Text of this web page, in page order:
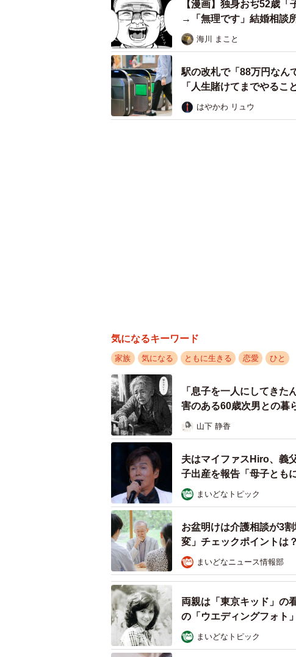
ほかにも、電話番号聞かれたり、家に
原因だとはわかってはいるようですが、
の方みたいなので、とにかく避ける方向
――その後いかがですか？
「特に母から愚痴の電話とか無いので、
確かに、最近恋愛を楽しんでいるシニア
結婚相談所「パートナーエージェント」
50～79歳の未婚男女2,403人と、20～28
ル・シニア世代とZ世代の婚活・恋活観
独身ミドル・シニア世代では6人に1人が
さらに、2割強が「結婚相手・恋人が欲し
い」という人は一定数いるということが
恋愛はいくつになっても生活に彩りを与
りよがりの思い込みになっていないのか
やりをもって接することが何歳になって
そんなayatoraさん、LINEスタンプ『意
には、ぶさかわな表情も含めてたまりま
です。
（※）「独身ミドル・シニア世代とZ世代
【漫画】独身おぢ52歳
→「無理です」結婚相談
海川 まこと
駅の改札で「88万円なん
「人生賭けてまでやるこ
はやかわ リュウ
気になるキーワード
家族 気になる ともに生きる 恋愛 ひと
「息子を一人にしてき
害のある60歳次男との暮
山下 静香
夫はマイファスHiro、義
子出産を報告「母子とも
まいどなトピック
お盆明けは介護相談が3
変」チェックポイントは？
まいどなニュース情報部
両親は「東京キッド」の
の「ウエディングフォト
まいどなトピック